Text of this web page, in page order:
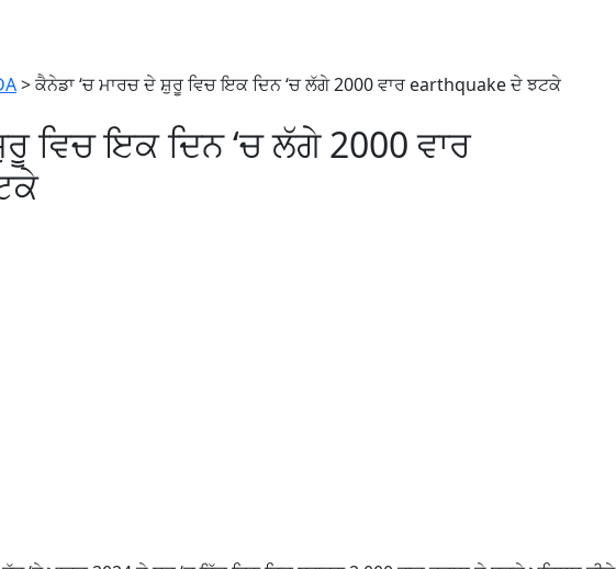
>ਕੈਨੇਡਾ ‘ਚ ਮਾਰਚ ਦੇ ਸ਼ੁਰੂ ਵਿਚ ਇਕ ਦਿਨ ‘ਚ ਲੱਗੇ 2000 ਵਾਰ earthquake ਦੇ ਝਟਕੇ
ਵਿਚ ਇਕ ਦਿਨ ‘ਚ ਲੱਗੇ 2000 ਵਾਰ